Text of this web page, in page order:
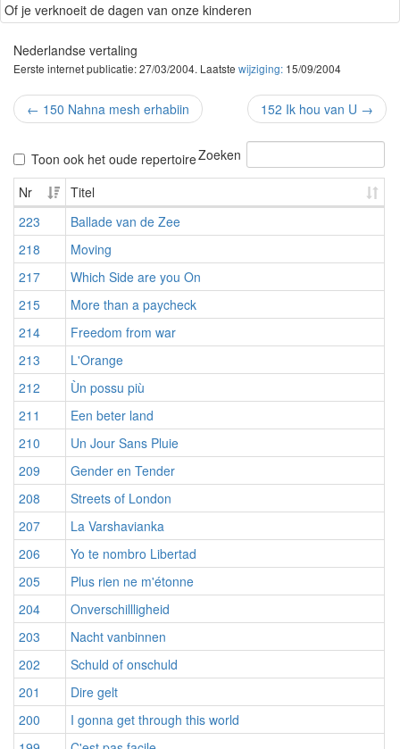
Of je verknoeit de dagen van onze kinderen
Nederlandse vertaling
Eerste internet publicatie: 27/03/2004. Laatste wijziging: 15/09/2004
← 150 Nahna mesh erhabiin 152 Ik hou van U →
Toon ook het oude repertoireZoeken
Nr
Titel
223
Ballade van de Zee
218
Moving
217
Which Side are you On
215
More than a paycheck
214
Freedom from war
213
L'Orange
212
Ùn possu più
211
Een beter land
210
Un Jour Sans Pluie
209
Gender en Tender
208
Streets of London
207
La Varshavianka
206
Yo te nombro Libertad
205
Plus rien ne m'étonne
204
Onverschillligheid
203
Nacht vanbinnen
202
Schuld of onschuld
201
Dire gelt
200
I gonna get through this world